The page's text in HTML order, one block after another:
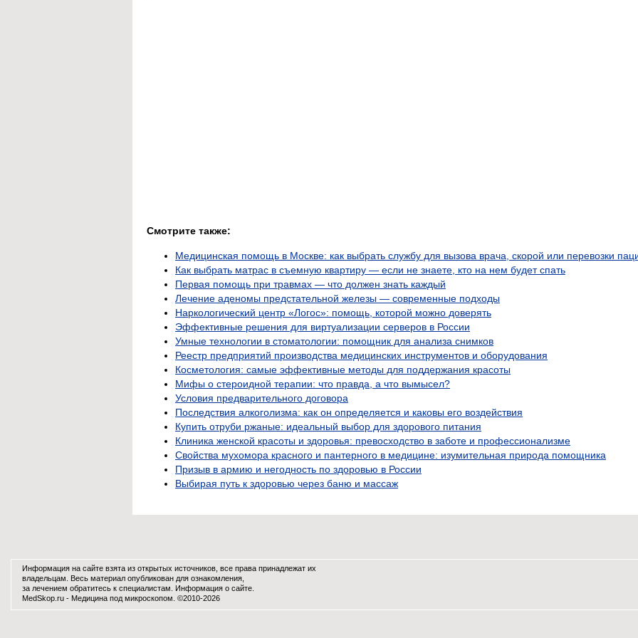
Смотрите также:
Медицинская помощь в Москве: как выбрать службу для вызова врача, скорой или перевозки
Как выбрать матрас в съемную квартиру — если не знаете, кто на нем будет спать
Первая помощь при травмах — что должен знать каждый
Лечение аденомы предстательной железы — современные подходы
Наркологический центр «Логос»: помощь, которой можно доверять
Эффективные решения для виртуализации серверов в России
Умные технологии в стоматологии: помощник для анализа снимков
Реестр предприятий производства медицинских инструментов и оборудования
Косметология: самые эффективные методы для поддержания красоты
Мифы о стероидной терапии: что правда, а что вымысел?
Условия предварительного договора
Последствия алкоголизма: как он определяется и каковы его воздействия
Купить отруби ржаные: идеальный выбор для здорового питания
Клиника женской красоты и здоровья: превосходство в заботе и профессионализме
Свойства мухомора красного и пантерного в медицине: изумительная природа помощника
Призыв в армию и негодность по здоровью в России
Выбирая путь к здоровью через баню и массаж
Информация на сайте взята из открытых источников, все права принадлежат их
владельцам. Весь материал опубликован для ознакомления,
за лечением обратитесь к специалистам. Информация о сайте
MedSkop.ru - Медицина под микроскопом. ©2010-2026